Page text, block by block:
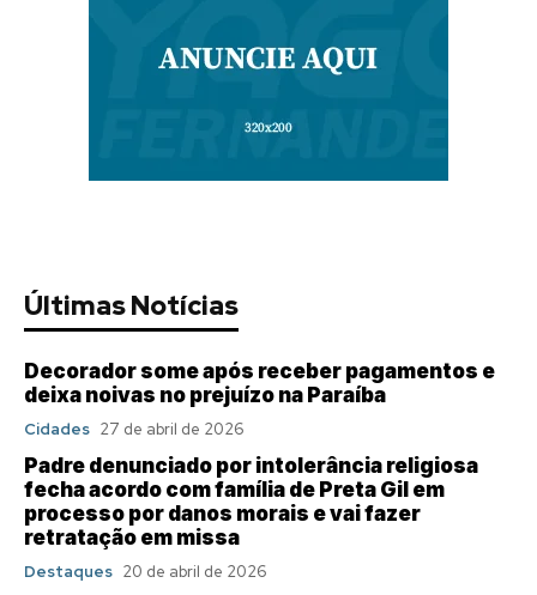
Últimas Notícias
Decorador some após receber pagamentos e
deixa noivas no prejuízo na Paraíba
Cidades 27 de abril de 2026
Padre denunciado por intolerância religiosa
fecha acordo com família de Preta Gil em
processo por danos morais e vai fazer
retratação em missa
Destaques 20 de abril de 2026